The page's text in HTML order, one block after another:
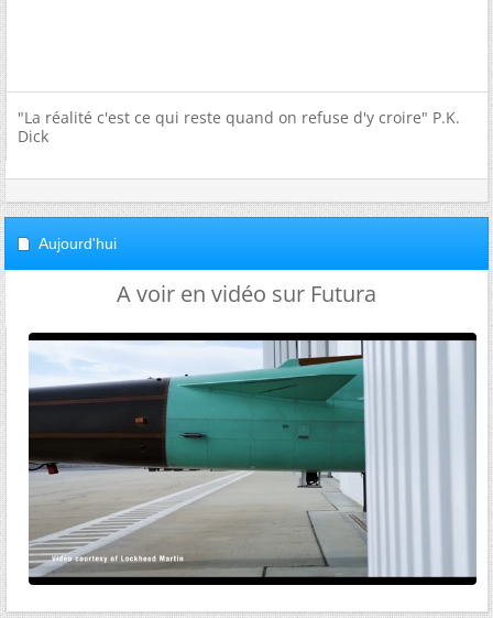
"La réalité c'est ce qui reste quand on refuse d'y croire" P.K.
Dick
Aujourd'hui
A voir en vidéo sur Futura